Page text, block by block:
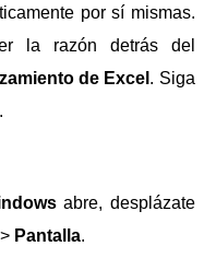
por sí mismas.
la razón detrás del
de Excel . Siga
abre, desplázate
Pantalla.